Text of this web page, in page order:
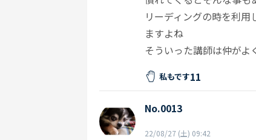
リーディングの時を利
ますよね
そういった講師は仲がよ
私もです11
No.0013
22/08/27 (土) 09:42